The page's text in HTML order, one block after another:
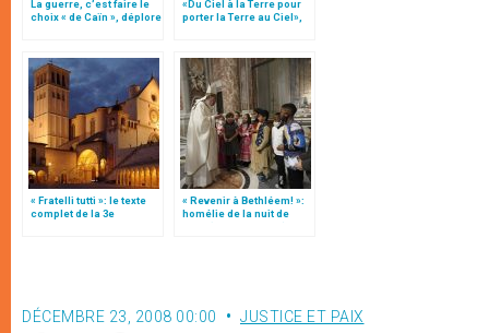
La guerre, c’est faire le
choix « de Caïn », déplore
«Du Ciel à la Terre pour
porter la Terre au Ciel»,
« Fratelli tutti »: le texte
complet de la 3e
« Revenir à Bethléem! »:
homélie de la nuit de
Noël (texte complet)
DÉCEMBRE 23, 2008 00:00 JUSTICE ET PAIX